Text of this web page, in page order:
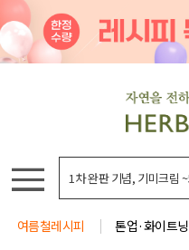
여름철레시피 톤업·화이트닝